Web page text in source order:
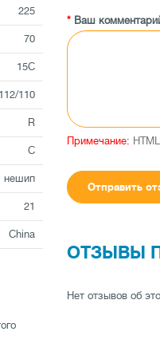
225
70
15C
112/110
R
C
нешип
21
China
Ваш
Примечание:
Отправить
ОТЗЫВЫ
Нет отзывов об